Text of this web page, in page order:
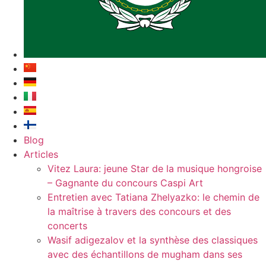
Blog
Articles
Vitez Laura: jeune Star de la musique hongroise
– Gagnante du concours Caspi Art
Entretien avec Tatiana Zhelyazko: le chemin de
la maîtrise à travers des concours et des
concerts
Wasif adigezalov et la synthèse des classiques
avec des échantillons de mugham dans ses